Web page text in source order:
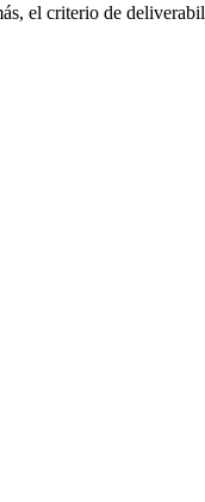
el criterio de